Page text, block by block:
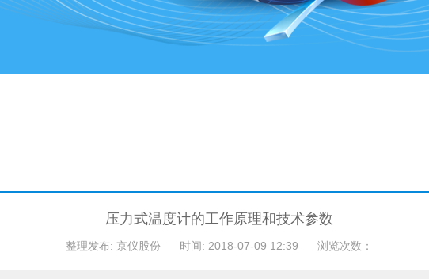
压力式温度计的工作原理和技术参数
整理发布: 京仪股份 时间: 2018-07-09 12:39 浏览次数：